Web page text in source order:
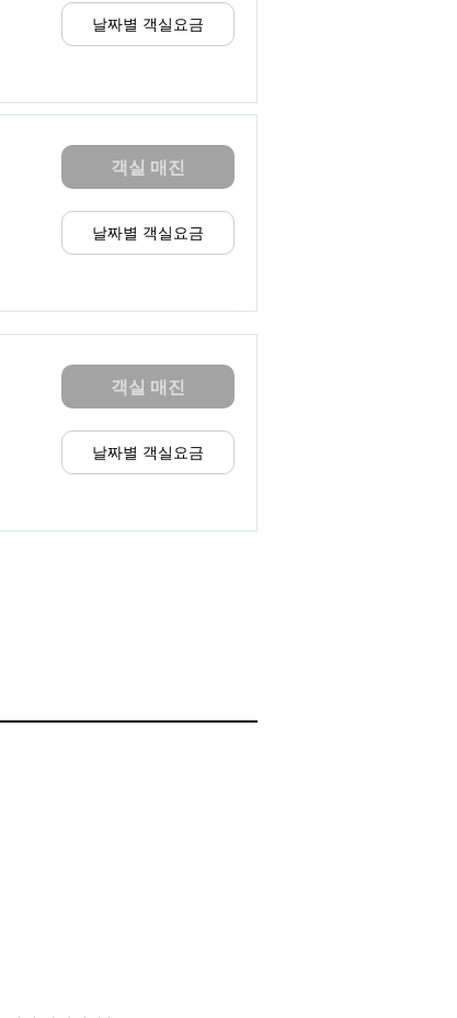
날짜별 객실요금
객실 매진
날짜별 객실요금
객실 매진
날짜별 객실요금